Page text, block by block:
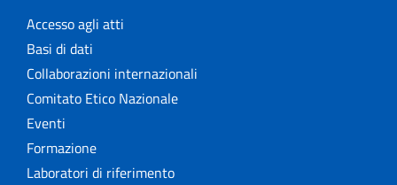
Accesso agli atti
Basi di dati
Collaborazioni internazionali
Comitato Etico Nazionale
Eventi
Formazione
Laboratori di riferimento